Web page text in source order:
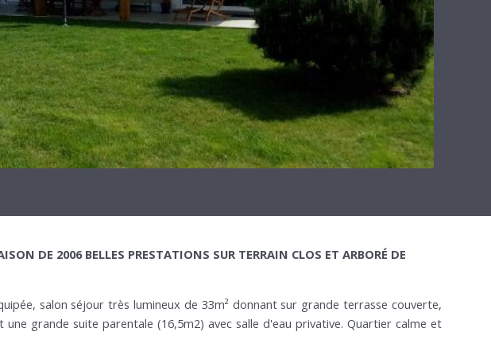
DE 2006 BELLES PRESTATIONS SUR TERRAIN CLOS ET ARBORÉ DE
salon séjour très lumineux de 33m² donnant sur grande terrasse couverte,
grande suite parentale (16,5m2) avec salle d'eau privative. Quartier calme et